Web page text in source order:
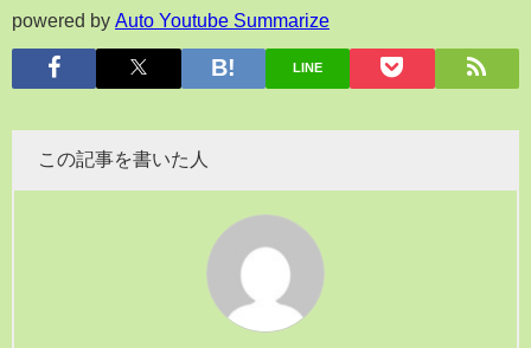
powered by Auto Youtube Summarize
LINE
この記事を書いた人